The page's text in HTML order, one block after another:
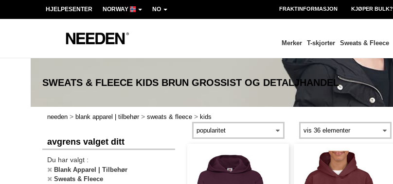
HJELPESENTER NORWAY NO FRAKTINFORMASJON KJØPER BULK?
Merker T-skjorter Sweats & Fleece
SWEATS & FLEECE KIDS BRUN GROSSIST OG DETALJHANDEL
needen > blank apparel | tilbehør > sweats & fleece > kids
avgrens valget ditt
Du har valgt :
Blank Apparel | Tilbehør
Sweats & Fleece